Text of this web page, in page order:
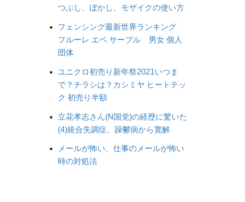
つぶし、ぼかし、モザイクの使い方
フェンシング最新世界ランキング
フルーレ エペ サーブル 男女 個人
団体
ユニクロ初売り新年祭2021いつま
で？チラシは？カシミヤ ヒートテッ
ク 初売り半額
立花孝志さん(N国党)の経歴に驚いた
(4)統合失調症、躁鬱病から寛解
メールが怖い、仕事のメールが怖い
時の対処法